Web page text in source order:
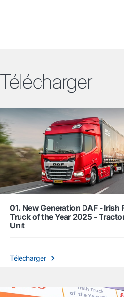
Télécharger
01. New Generation DAF - Irish
Truck of the Year 2025 -
Unit
Télécharger